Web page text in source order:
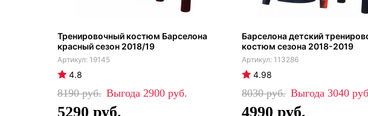
Тренировочный костюм Барселона
красный сезон 2018/19
19145
4.8
8190 2900
5290
Барселона детский
костюм сезона 2018-2019
113286
4.98
8030 3040
4990